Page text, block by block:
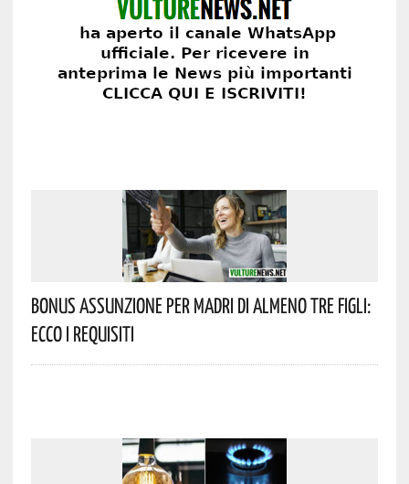
Bonus Assunzione Per Madri Di Almeno Tre Figli:
Ecco I Requisiti